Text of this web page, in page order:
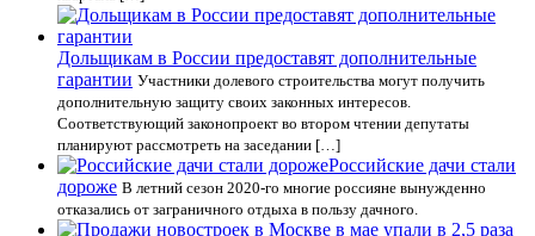
Дольщикам в России предоставят дополнительные
гарантии Участники долевого строительства могут получить
дополнительную защиту своих законных интересов.
Соответствующий законопроект во втором чтении депутаты
планируют рассмотреть на заседании […]
Российские дачи стали
дороже В летний сезон 2020-го многие россияне вынужденно
отказались от заграничного отдыха в пользу дачного.